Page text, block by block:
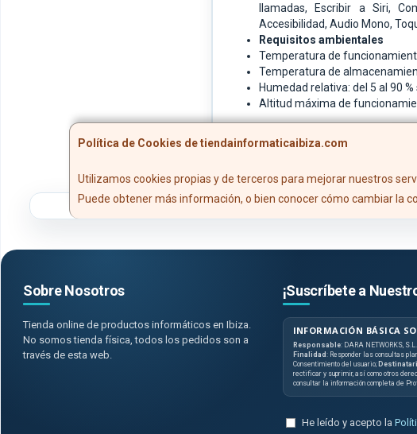
llamadas,
Escribir a Siri,
Accesibilidad, Audio Mono,
Requisitos ambientales
Temperatura de
Temperatura de
Humedad relativa: del 5 al 90
Altitud máxima de
Política de Cookies de tiendainformaticaibiza.com
Utilizamos cookies propias y de terceros para mejorar nuestros
Puede obtener más información, o bien conocer cómo cambiar la
Sobre Nosotros
Tienda online de productos informáticos en Ibiza.
No somos tienda física, todos los pedidos son a
través de esta web.
¡Suscríbete a
INFORMACIÓN BÁSICA
Responsable: DARA NETWORKS, S.L.
Finalidad : Responder las consultas
Consentimiento del usuario;
rectificar y suprimir, así como otros
consultar la información completa de
He leído y acepto la